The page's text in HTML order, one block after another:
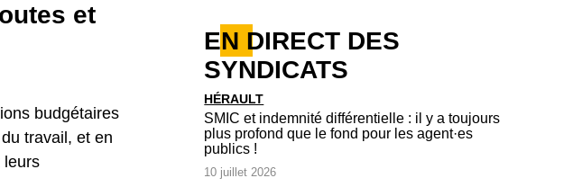
et
budgétaires
travail, et en
leurs
EN DIRECT DES
SYNDICATS
HÉRAULT
SMIC et indemnité différentielle : il y a toujours
plus profond que le fond pour les agent·es
publics !
10 juillet 2026